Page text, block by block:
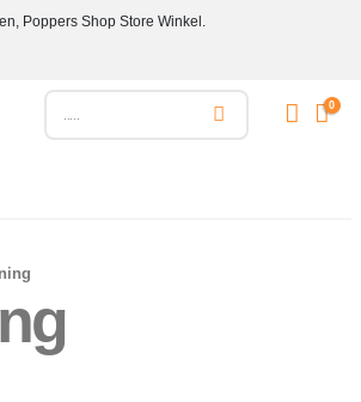
Poppers Shop Store Winkel.
0